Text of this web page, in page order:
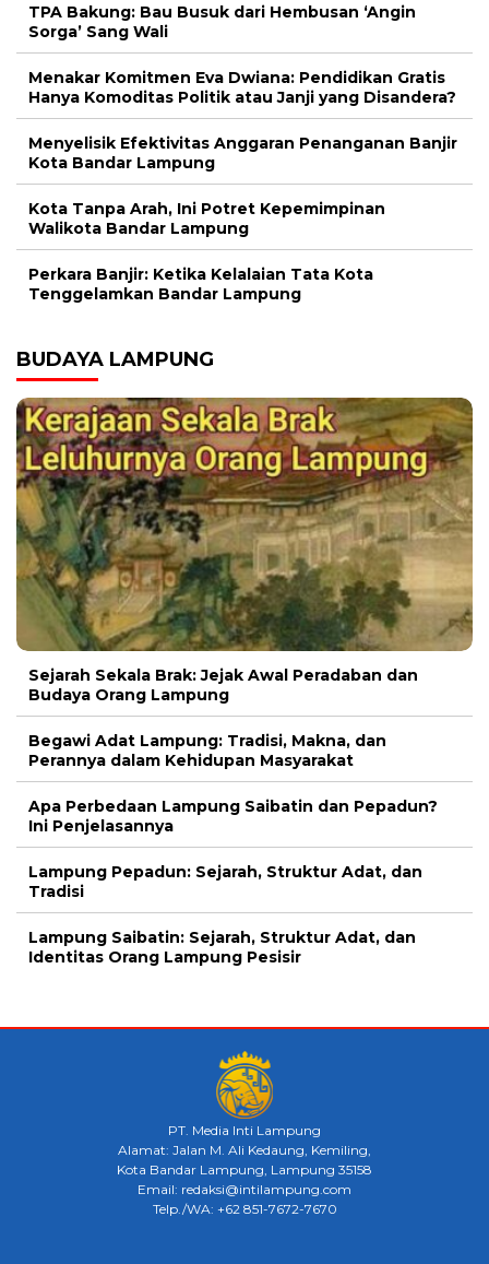
TPA Bakung: Bau Busuk dari Hembusan ‘Angin
Sorga’ Sang Wali
Menakar Komitmen Eva Dwiana: Pendidikan Gratis
Hanya Komoditas Politik atau Janji yang Disandera?
Menyelisik Efektivitas Anggaran Penanganan Banjir
Kota Bandar Lampung
Kota Tanpa Arah, Ini Potret Kepemimpinan
Walikota Bandar Lampung
Perkara Banjir: Ketika Kelalaian Tata Kota
Tenggelamkan Bandar Lampung
BUDAYA LAMPUNG
Sejarah Sekala Brak: Jejak Awal Peradaban dan
Budaya Orang Lampung
Begawi Adat Lampung: Tradisi, Makna, dan
Perannya dalam Kehidupan Masyarakat
Apa Perbedaan Lampung Saibatin dan Pepadun?
Ini Penjelasannya
Lampung Pepadun: Sejarah, Struktur Adat, dan
Tradisi
Lampung Saibatin: Sejarah, Struktur Adat, dan
Identitas Orang Lampung Pesisir
PT. Media Inti Lampung
Alamat: Jalan M. Ali Kedaung, Kemiling,
Kota Bandar Lampung, Lampung 35158
Email: redaksi@intilampung.com
Telp./WA: +62 851-7672-7670